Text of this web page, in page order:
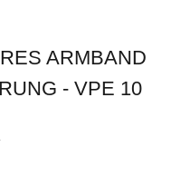
ARMBAND
- VPE 10